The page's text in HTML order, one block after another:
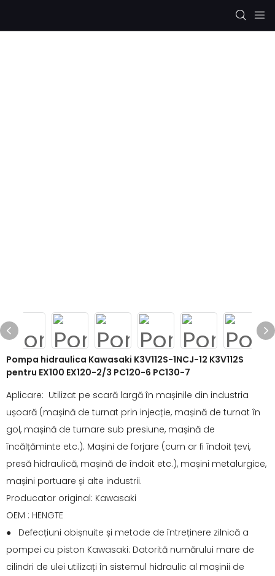
Pompa hidraulica Kawasaki K3V112S-1NCJ-12 K3V112S
pentru EX100 EX120-2/3 PC120-6 PC130-7
Aplicare: Utilizat pe scară largă în mașinile din industria
ușoară (mașină de turnat prin injecție, mașină de turnat în
gol, mașină de turnare sub presiune, mașină de
încălțăminte etc.). Mașini de forjare (cum ar fi îndoit țevi,
presă hidraulică, mașină de îndoit etc.), mașini metalurgice,
mașini portuare și alte industrii.
Producator original: Kawasaki
OEM : HENGTE
● Defecțiuni obișnuite și metode de întreținere zilnică a
pompei cu piston Kawasaki: Datorită numărului mare de
cilindri de ulei utilizați în sistemul hidraulic al mașinii de